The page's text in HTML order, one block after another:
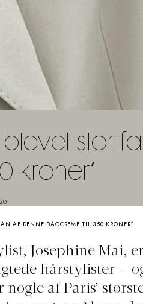
blevet stor
kroner”
AF DENNE DAGCREME TIL 350 KRONER”
Josephine Mai,
hårstylister –
af Paris’